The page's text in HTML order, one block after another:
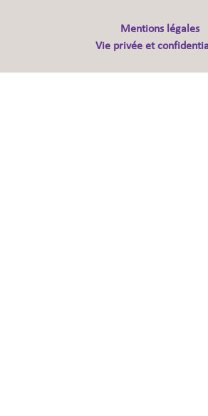
Mentions légales
Vie privée et